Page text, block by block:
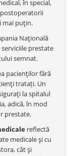
în special,
mai puţin.
Naţională
prestate
semnat.
pacienţilor fără
tratați. Un
la spitalul
adică, în mod
prestate.
reflectă
medicale şi cu
cât şi